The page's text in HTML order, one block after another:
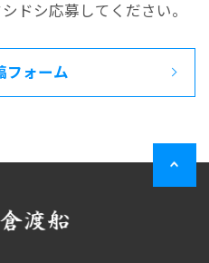
ドシ応募してください。
フォーム